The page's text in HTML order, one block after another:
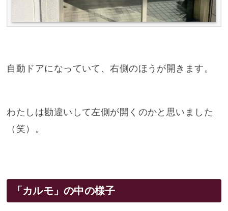
自動ドアになっていて、右側のほうが開きます。
わたしは勘違いして左側が開くのかと思いました
（笑）。
「カルモ」の中の様子